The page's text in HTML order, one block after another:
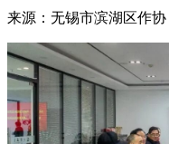
来源：无锡市滨湖区作协